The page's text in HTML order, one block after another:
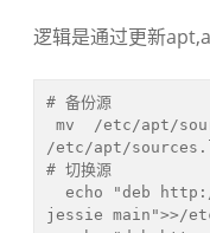
逻辑是通过更新
# 备份源
/etc/apt/
# 切换源
jessie main">>/